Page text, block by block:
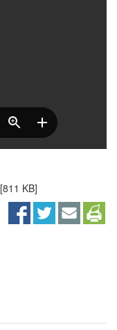
[811 KB]